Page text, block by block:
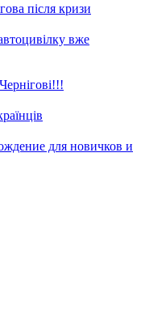
після кризи
вже
для новичков и